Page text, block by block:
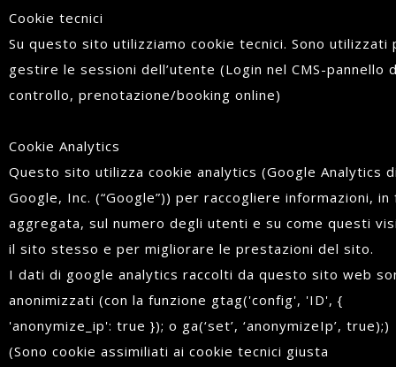
Cookie tecnici
Su questo sito utilizziamo cookie tecnici. Sono utilizzati
gestire le sessioni dell’utente (Login nel CMS-pannello
controllo, prenotazione/booking online)
Cookie Analytics
Questo sito utilizza cookie analytics (Google Analytics
Google, Inc. (“Google”)) per raccogliere informazioni, in
aggregata, sul numero degli utenti e su come questi
il sito stesso e per migliorare le prestazioni del sito.
I dati di google analytics raccolti da questo sito web
anonimizzati (con la funzione gtag('config', 'ID', {
'anonymize_ip': true }); o ga(‘set’, ‘anonymizeIp’, true);)
(Sono cookie assimiliati ai cookie tecnici giusta